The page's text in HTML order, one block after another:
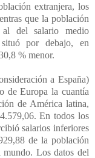
extranjera, los
que la población
del salario medio
por debajo, en
% menor.
a España)
de Europa la cuantía
de América latina,
En todos los
salarios inferiores
de la población
mundo. Los datos del